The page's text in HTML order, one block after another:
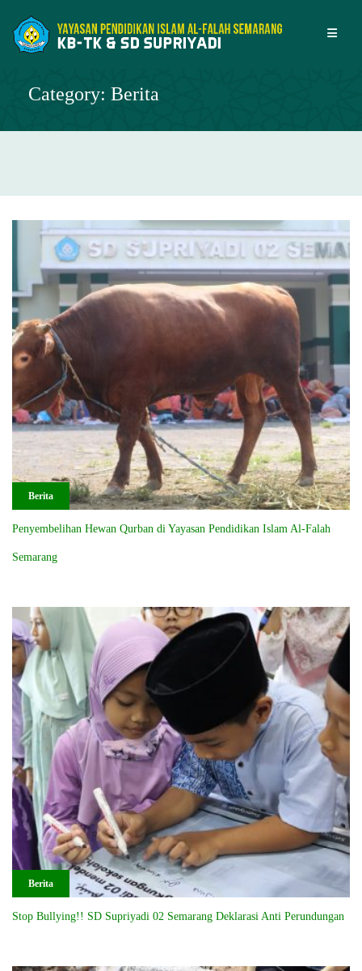
content
Category: Berita
Berita
Penyembelihan Hewan Qurban di Yayasan Pendidikan Islam Al-Falah
Semarang
Berita
Stop Bullying!! SD Supriyadi 02 Semarang Deklarasi Anti Perundungan